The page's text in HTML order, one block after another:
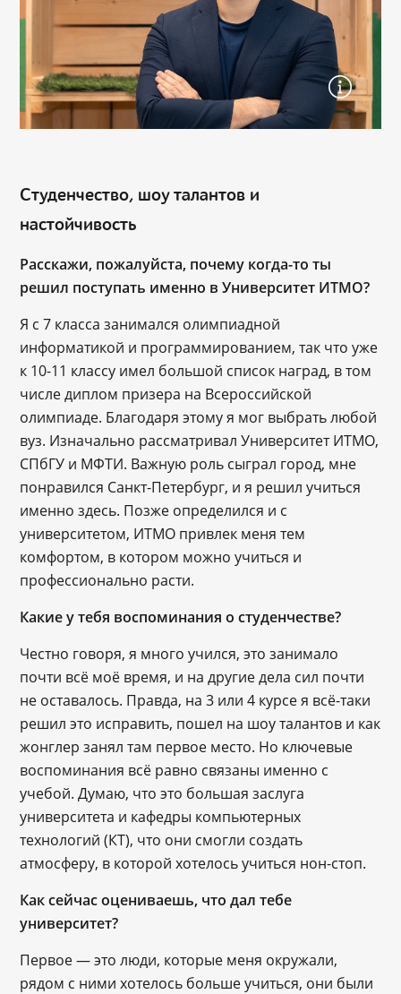
Студенчество, шоу талантов и
настойчивость
Расскажи, пожалуйста, почему когда-то ты
решил поступать именно в Университет ИТМО?
Я с 7 класса занимался олимпиадной
информатикой и программированием, так что уже
к 10-11 классу имел большой список наград, в том
числе диплом призера на Всероссийской
олимпиаде. Благодаря этому я мог выбрать любой
вуз. Изначально рассматривал Университет ИТМО,
СПбГУ и МФТИ. Важную роль сыграл город, мне
понравился Санкт-Петербург, и я решил учиться
именно здесь. Позже определился и с
университетом, ИТМО привлек меня тем
комфортом, в котором можно учиться и
профессионально расти.
Какие у тебя воспоминания о студенчестве?
Честно говоря, я много учился, это занимало
почти всё моё время, и на другие дела сил почти
не оставалось. Правда, на 3 или 4 курсе я всё-таки
решил это исправить, пошел на шоу талантов и как
жонглер занял там первое место. Но ключевые
воспоминания всё равно связаны именно с
учебой. Думаю, что это большая заслуга
университета и кафедры компьютерных
технологий (КТ), что они смогли создать
атмосферу, в которой хотелось учиться нон-стоп.
Как сейчас оцениваешь, что дал тебе
университет?
Первое — это люди, которые меня окружали,
рядом с ними хотелось больше учиться, они были